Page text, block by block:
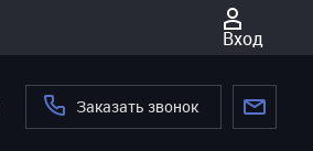
Вход
Заказать звонок